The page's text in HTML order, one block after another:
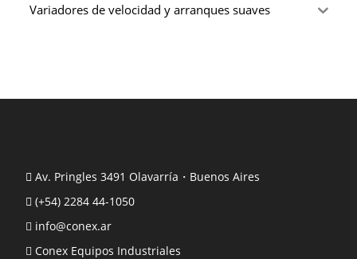
Variadores de velocidad y arranques suaves
Av. Pringles 3491 Olavarría・Buenos Aires
(+54) 2284 44-1050
info@conex.ar
Conex Equipos Industriales